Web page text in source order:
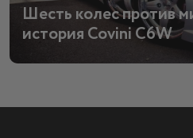
Шесть колес против
история Covini C6W